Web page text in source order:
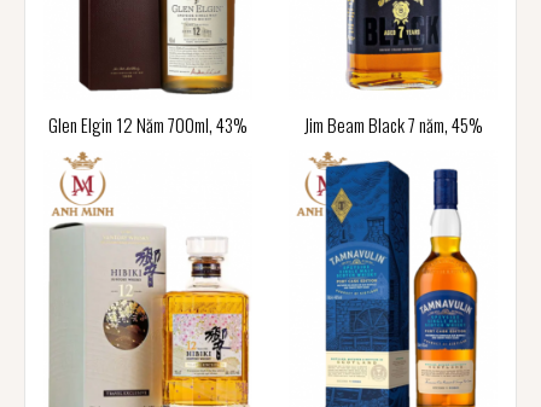
Glen Elgin 12 Năm 700ml, 43% Jim Beam Black 7 năm, 45%